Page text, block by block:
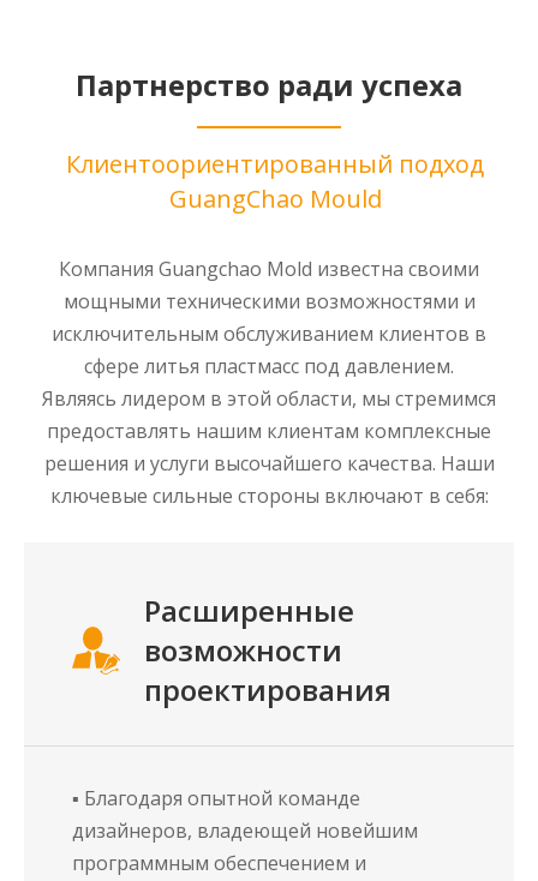
Партнерство ради успеха
Клиентоориентированный подход
GuangChao Mould
Компания Guangchao Mold известна своими
мощными техническими возможностями и
исключительным обслуживанием клиентов в
сфере литья пластмасс под давлением.
Являясь лидером в этой области, мы стремимся
предоставлять нашим клиентам комплексные
решения и услуги высочайшего качества. Наши
ключевые сильные стороны включают в себя:
Расширенные
возможности
проектирования
▪ Благодаря опытной команде
дизайнеров, владеющей новейшим
программным обеспечением и